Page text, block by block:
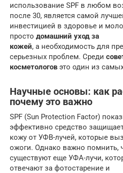
использование SPF в любом
после 30, является самой
инвестицией в здоровье и
просто домашний уход за
кожей, а необходимость для
серьезных проблем. Среди
косметологов это один из
Научные основы: как
почему это важно
SPF (Sun Protection Factor)
эффективно средство
кожу от УФВ-лучей, которые
ожоги. Однако важно помнить,
существуют еще УФА-лучи,
отвечают за фотостарение и